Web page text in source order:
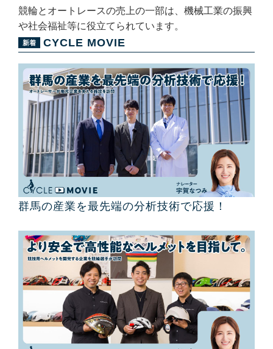
競輪とオートレースの売上の一部は、機械工業の振興
や社会福祉等に役立てられています。
CYCLE MOVIE
群馬の産業を最先端の分析技術で応援！